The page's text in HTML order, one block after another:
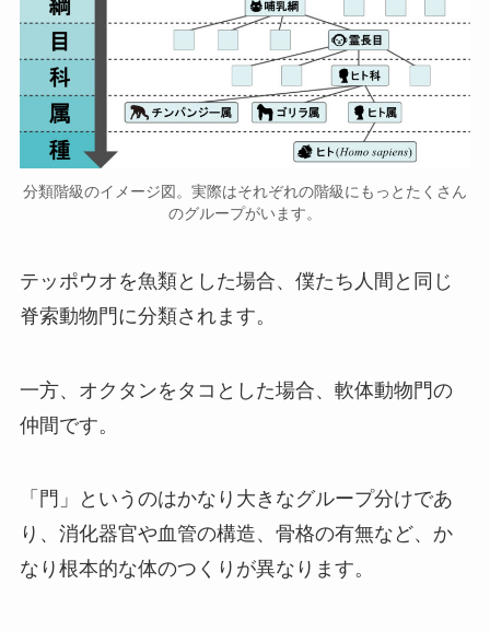
分類階級のイメージ図。実際はそれぞれの階級にもっとたくさん
のグループがいます。
テッポウオを魚類とした場合、僕たち人間と同じ
脊索動物門に分類されます。
一方、オクタンをタコとした場合、軟体動物門の
仲間です。
「門」というのはかなり大きなグループ分けであ
り、消化器官や血管の構造、骨格の有無など、か
なり根本的な体のつくりが異なります。